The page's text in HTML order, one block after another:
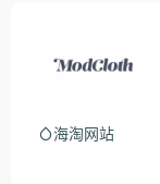
海淘网站